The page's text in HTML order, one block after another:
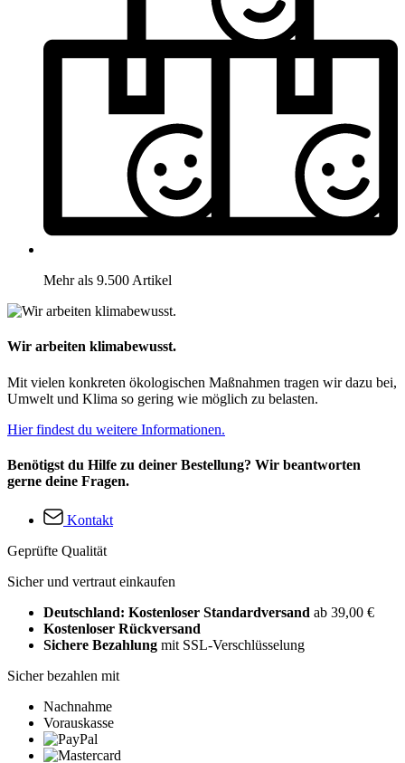
Mehr als 9.500 Artikel
Wir arbeiten klimabewusst.
Mit vielen konkreten ökologischen Maßnahmen tragen wir dazu bei,
Umwelt und Klima so gering wie möglich zu belasten.
Hier findest du weitere Informationen.
Benötigst du Hilfe zu deiner Bestellung? Wir beantworten
gerne deine Fragen.
Kontakt
Geprüfte Qualität
Sicher und vertraut einkaufen
Deutschland: Kostenloser Standardversand ab 39,00 €
Kostenloser Rückversand
Sichere Bezahlung mit SSL-Verschlüsselung
Sicher bezahlen mit
Nachnahme
Vorauskasse